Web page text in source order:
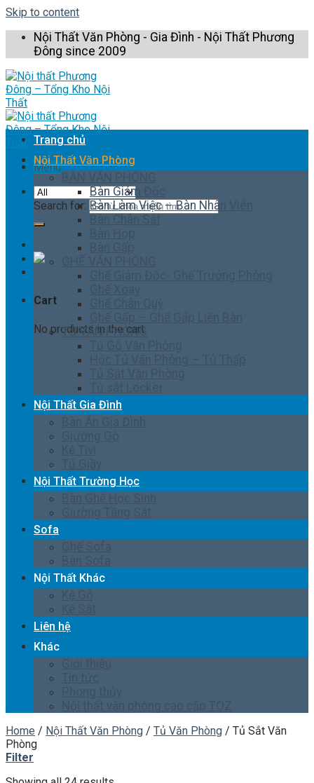
Skip to content
Nội Thất Văn Phòng - Gia Đình - Nội Thất Phương
Đông since 2009
Menu
Search for:
Cart
No products in the cart.
Trang chủ
Nội Thất Văn Phòng
Bàn Giám Đốc
Bàn Làm Việc – Bàn Nhân Viên
TỦ VĂN PHÒNG
Nội Thất Gia Đình
Nội Thất Trường Học
Sofa
Nội Thất Khác
Liên hệ
Khác
Home / Nội Thất Văn Phòng / Tủ Văn Phòng / Tủ Sắt Văn
Phòng
Filter